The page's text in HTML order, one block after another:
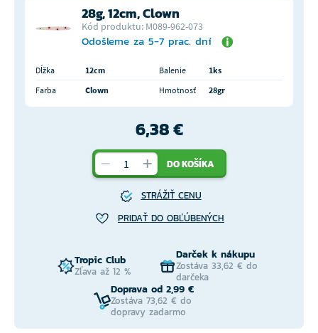
28g, 12cm, Clown
Kód produktu: M089-962-073
Odošleme za 5-7 prac. dní
Dĺžka 12cm Balenie
1ks
Farba
Clown Hmotnosť 28gr
6,38 €
DO KOŠÍKA
STRÁŽIŤ CENU
PRIDAŤ DO OBĽÚBENÝCH
Tropic Club
Zľava až 12 %
Darček k nákupu
Zostáva 33,62 € do
darčeka
Doprava od 2,99 €
Zostáva 73,62 € do
dopravy zadarmo